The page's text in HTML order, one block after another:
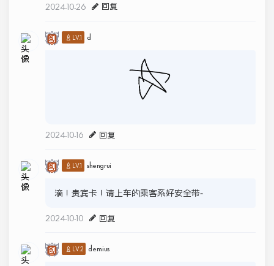
2024-10-26 回复
♙LV.1 d
2024-10-16 回复
♙LV.1 shengrui
滴！贵宾卡！请上车的乘客系好安全带~
2024-10-10 回复
♙LV.2 demius